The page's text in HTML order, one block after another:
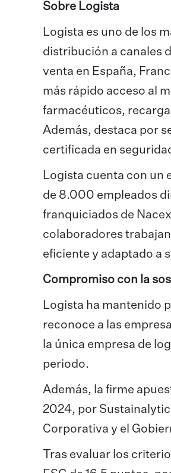
Sobre Logista
Logista es uno de los
distribución a canales
venta en España,
más rápido acceso al
farmacéuticos,
Además, destaca por
certificada en
Logista cuenta con un
de 8.000 empleados
franquiciados de
colaboradores
eficiente y adaptado a
Compromiso con la
Logista ha mantenido
reconoce a las
la única empresa de
periodo.
Además, la firme
2024, por
Corporativa y el
Tras evaluar los